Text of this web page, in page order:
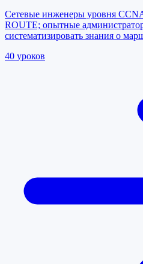
Сетевые инженеры уровня
ROUTE; опытные
систематизировать знания о
40 уроков